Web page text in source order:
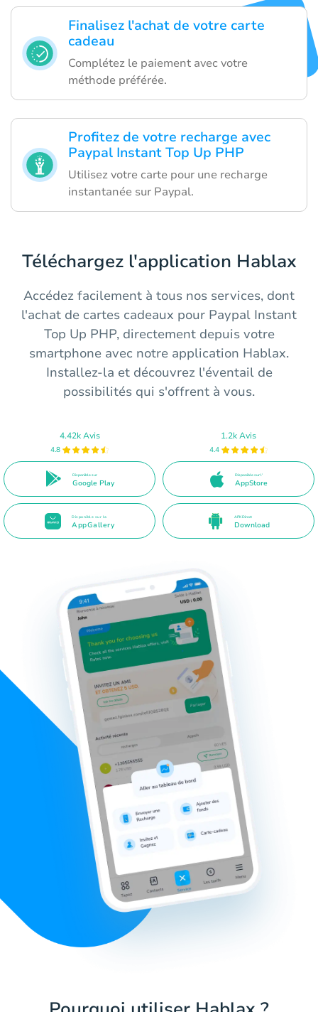
Finalisez l'achat de votre carte
cadeau
Complétez le paiement avec votre
méthode préférée.
Profitez de votre recharge avec
Paypal Instant Top Up PHP
Utilisez votre carte pour une recharge
instantanée sur Paypal.
Téléchargez l'application Hablax
Accédez facilement à tous nos services, dont
l'achat de cartes cadeaux pour Paypal Instant
Top Up PHP, directement depuis votre
smartphone avec notre application Hablax.
Installez-la et découvrez l'éventail de
possibilités qui s'offrent à vous.
4.42k Avis
4.8
Disponible sur
Google Play
1.2k Avis
4.4
Disponible sur l'
AppStore
Disponible sur la
AppGallery
APK Direct
Download